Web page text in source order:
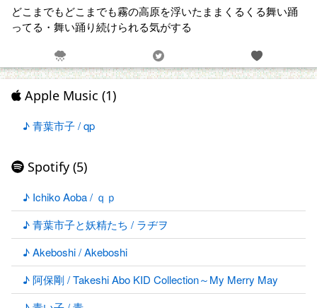
どこまでもどこまでも霧の高原を浮いたままくるくる舞い踊
ってる・舞い踊り続けられる気がする
Apple Music (1)
♪ 青葉市子 / qp
Spotify (5)
♪ Ichiko Aoba / ｑｐ
♪ 青葉市子と妖精たち / ラヂヲ
♪ Akeboshi / Akeboshi
♪ 阿保剛 / Takeshi Abo KID Collection～My Merry May